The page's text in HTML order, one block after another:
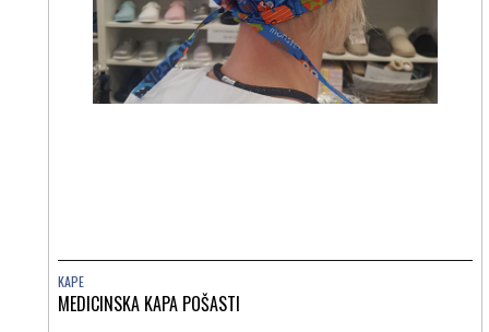
KAPE
MEDICINSKA KAPA POŠASTI